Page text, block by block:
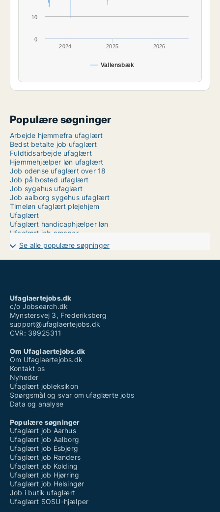
Vallensbæk
2024 2025 2026
0
10
Populære søgninger
Arbejde hjemmefra ufaglært
Bedst betalte job ufaglært
Fuldtidsarbejde ufaglært
Hjemmehjælper løn ufaglært
Job odense ufaglært over 18
Job på bosted ufaglært
Job sygehus ufaglært
Job aalborg sygehus ufaglært
Timeløn ufaglært plejehjem
Ufaglært
Ufaglært handicaphjælper løn
Ufaglært job amager
Ufaglært job hobro
Ufaglært job nordjylland
Ufaglært landbrugsmedhjælper løn
Ufaglærte jobs sjælland
Vikar på skole ufaglært
Se alle populære søgninger
Ufaglaertejobs.dk
c/o Jobsearch.dk
Mynstersvej 3, Frederiksberg
support@ufaglaertejobs.dk
CVR: 39925311
Om Ufaglaertejobs.dk
Om Ufaglaertejobs.dk
Kontakt os
Nyheder
Ufaglært jobleksikon
Spørgsmål og svar om ufaglærte jobs
Data og analyse
Populære søgninger
Ufaglært job Aarhus
Ufaglært job Aalborg
Ufaglært job Esbjerg
Ufaglært job Randers
Ufaglært job Kolding
Ufaglært job Hjørring
Ufaglært job Helsingør
Job i butik ufaglært
Ufaglært SOSU-hjælper